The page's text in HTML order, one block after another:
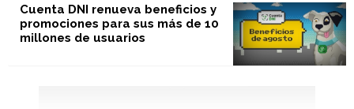
Cuenta DNI renueva beneficios y
promociones para sus más de 10
millones de usuarios